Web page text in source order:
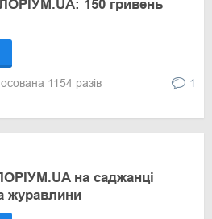
150 гривень
1154 разів 1
на саджанці
журавлини